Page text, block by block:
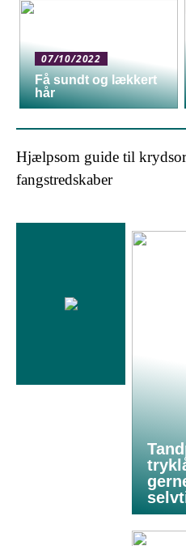
07/10/2022
Få sundt og lækkert
hår
Hjælpsom guide til
fangstredskaber